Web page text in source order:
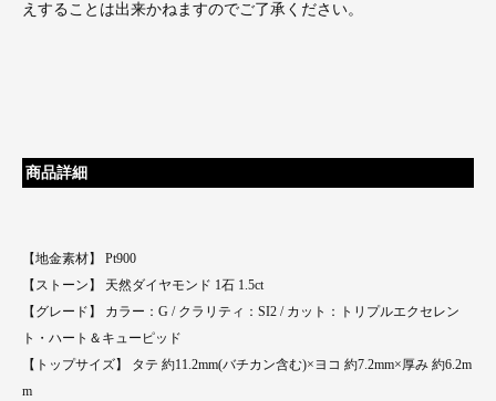
えすることは出来かねますのでご了承ください。
商品詳細
【地金素材】 Pt900
【ストーン】 天然ダイヤモンド 1石 1.5ct
【グレード】 カラー：G / クラリティ：SI2 / カット：トリプルエクセレン
ト・ハート＆キューピッド
【トップサイズ】 タテ 約11.2mm(バチカン含む)×ヨコ 約7.2mm×厚み 約6.2m
m